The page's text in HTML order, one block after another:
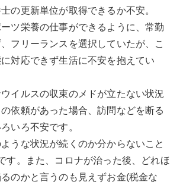
の更新単位が取得できるか不安。
ツ栄養の仕事ができるように、常勤
フリーランスを選択していたが、こ
対応できず生活に不安を抱えてい
イルスの収束のメドが立たない状況
依頼があった場合、訪問などを断る
いろ不安です。
うな状況が続くのか分からないこと
す。また、コロナが治った後、どれほ
のかと言うのも見えずお金(税金な